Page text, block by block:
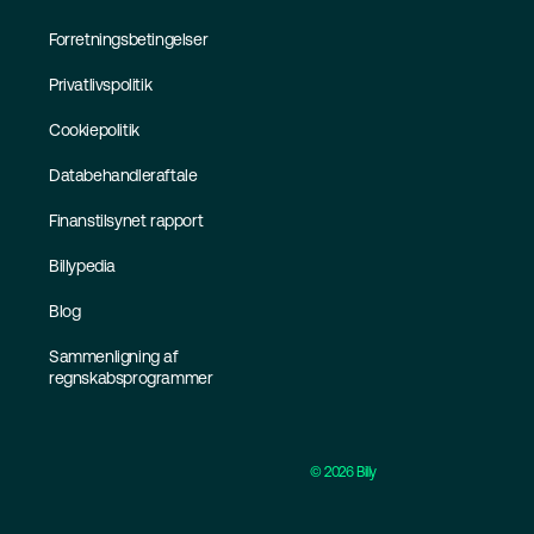
Forretningsbetingelser
Privatlivspolitik
Cookiepolitik
Databehandleraftale
Finanstilsynet rapport
Billypedia
Blog
Sammenligning af
regnskabsprogrammer
©2026Billy